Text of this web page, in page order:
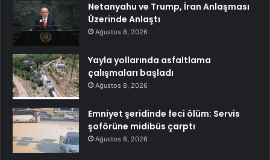
Netanyahu ve Trump, İran Anlaşması
Üzerinde Anlaştı
Ağustos 8, 2026
Yayla yollarında asfaltlama
çalışmaları başladı
Ağustos 8, 2026
Emniyet şeridinde feci ölüm: Servis
şoförüne midibüs çarptı
Ağustos 8, 2026